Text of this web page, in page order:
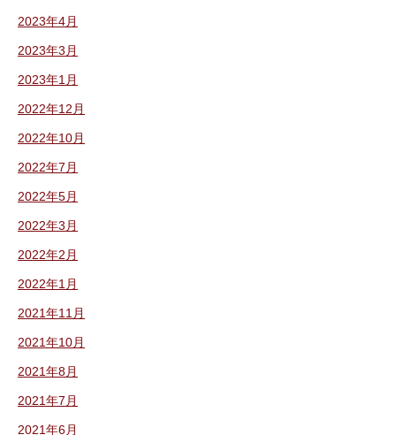
2023年4月
2023年3月
2023年1月
2022年12月
2022年10月
2022年7月
2022年5月
2022年3月
2022年2月
2022年1月
2021年11月
2021年10月
2021年8月
2021年7月
2021年6月